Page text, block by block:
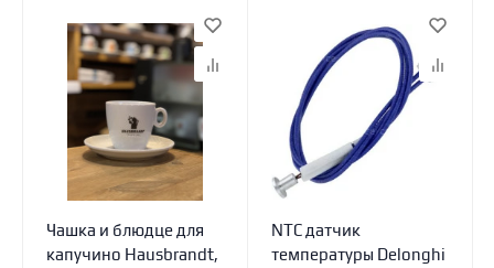
Чашка и блюдце для
капучино Hausbrandt,
NTC датчик
температуры Delonghi